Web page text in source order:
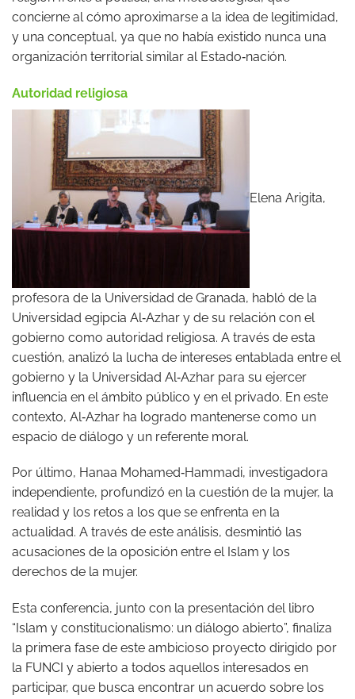
concierne al cómo aproximarse a la idea de legitimidad,
y una conceptual, ya que no había existido nunca una
organización territorial similar al Estado‑nación.
Autoridad religiosa
Elena Arigita,
profesora de la Universidad de Granada, habló de la
Universidad egipcia Al‑Azhar y de su relación con el
gobierno como autoridad religiosa. A través de esta
cuestión, analizó la lucha de intereses entablada entre el
gobierno y la Universidad Al‑Azhar para su ejercer
influencia en el ámbito público y en el privado. En este
contexto, Al‑Azhar ha logrado mantenerse como un
espacio de diálogo y un referente moral.
Por último, Hanaa Mohamed‑Hammadi, investigadora
independiente, profundizó en la cuestión de la mujer, la
realidad y los retos a los que se enfrenta en la
actualidad. A través de este análisis, desmintió las
acusaciones de la oposición entre el Islam y los
derechos de la mujer.
Esta conferencia, junto con la presentación del libro
“Islam y constitucionalismo: un diálogo abierto”, finaliza
la primera fase de este ambicioso proyecto dirigido por
la FUNCI y abierto a todos aquellos interesados en
participar, que busca encontrar un acuerdo sobre los